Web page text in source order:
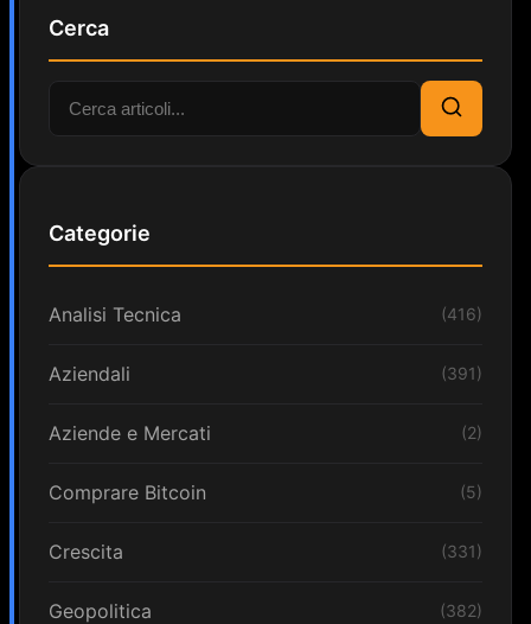
Cerca
Cerca:
Cerca
Categorie
Analisi Tecnica (416)
Aziendali (391)
Aziende e Mercati (2)
Comprare Bitcoin (5)
Crescita (331)
Geopolitica (382)